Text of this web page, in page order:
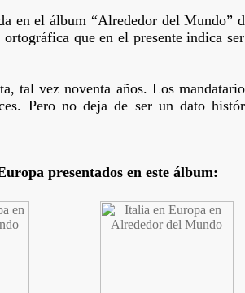
en el álbum “Alrededor del Mundo”
que en el presente indica
tal vez noventa años. Los
Pero no deja de ser un dato
presentados en este álbum: